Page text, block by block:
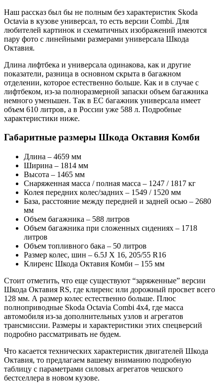
Наш рассказ был бы не полным без характеристик Skoda
Octavia в кузове универсал, то есть версии Combi. Для
любителей картинок и схематичных изображений имеются
пару фото с линейными размерами универсала Шкода
Октавия.
Длина лифтбека и универсала одинакова, как и другие
показатели, разница в основном скрыта в багажном
отделении, которое естественно больше. Как и в случае с
лифтбеком, из-за полноразмерной запаски объем багажника
немного уменьшен. Так в ЕС багажник универсала имеет
объем 610 литров, а в России уже 588 л. Подробные
характеристики ниже.
Габаритные размеры Шкода Октавия Комби
Длина – 4659 мм
Ширина – 1814 мм
Высота – 1465 мм
Снаряженная масса / полная масса – 1247 / 1817 кг
Колея передних колес/задних – 1549 / 1520 мм
База, расстояние между передней и задней осью – 2680
мм
Объем багажника – 588 литров
Объем багажника при сложенных сидениях – 1718
литров
Объем топливного бака – 50 литров
Размер колес, шин – 6.5J X 16, 205/55 R16
Клиренс Шкода Октавия Комби – 155 мм
Стоит отметить, что еще существуют “заряженные” версии
Шкода Октавия RS, где клиренс или дорожный просвет всего
128 мм. А размер колес естественно больше. Плюс
полноприводные Skoda Octavia Combi 4х4, где масса
автомобиля из-за дополнительных узлов и агрегатов
трансмиссии. Размеры и характеристики этих спецверсий
подробно рассматривать не будем.
Что касается технических характеристик двигателей Шкода
Октавия, то предлагаем вашему вниманию подробную
таблицу с параметрами силовых агрегатов чешского
бестселлера в новом кузове.